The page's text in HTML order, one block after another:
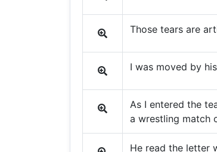
Those tears are
I was moved by
As I entered the
a wrestling match
He read the letter